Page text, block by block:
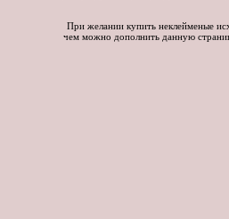
При желании купить неклейменые
чем можно дополнить данную